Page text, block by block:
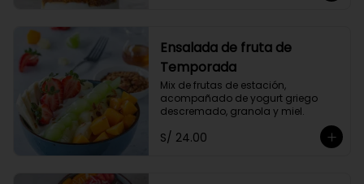
Ensalada de fruta de
Temporada
Mix de frutas de estación,
acompañado de yogurt griego
descremado, granola y miel.
S/ 24.00